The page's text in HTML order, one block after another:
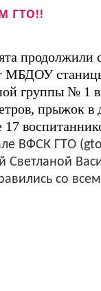
ГТО!!
продолжили
МБДОУ
группы № 1
прыжок в
ВФСК ГТО
Светланой
со